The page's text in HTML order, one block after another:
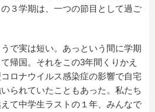
３学期は、一つの節目として過ご
で実は短い。あっという間に学期
帰国。それをこの3年間くりかえ
ロナウイルス感染症の影響で自宅
られていたこともあった。私たち
て中学生ラストの１年、みんなで